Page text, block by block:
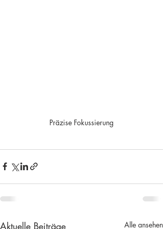
Präzise Fokussierung
Aktuelle Beiträge Alle ansehen